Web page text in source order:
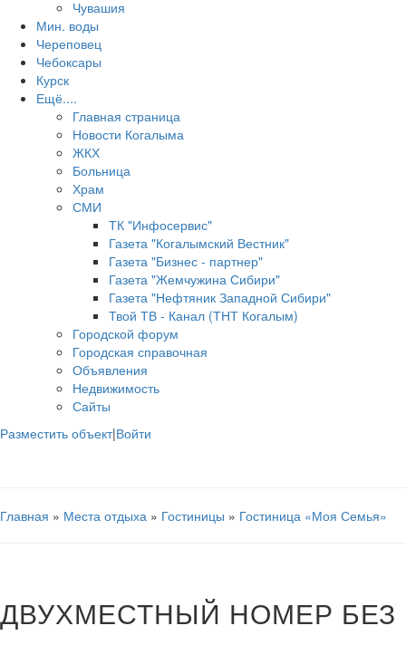
Чувашия
Мин. воды
Череповец
Чебоксары
Курск
Ещё....
Главная страница
Новости Когалыма
ЖКХ
Больница
Храм
СМИ
ТК "Инфосервис"
Газета "Когалымский Вестник"
Газета "Бизнес - партнер"
Газета "Жемчужина Сибири"
Газета "Нефтяник Западной Сибири"
Твой ТВ - Канал (ТНТ Когалым)
Городской форум
Городская справочная
Объявления
Недвижимость
Сайты
Разместить объект|Войти
Главная » Места отдыха » Гостиницы » Гостиница «Моя Семья»
ДВУХМЕСТНЫЙ НОМЕР БЕЗ